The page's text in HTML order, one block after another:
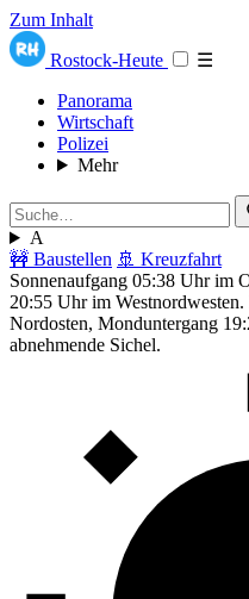
Zum Inhalt
Rostock-Heute
☰
Panorama
Wirtschaft
Polizei
Mehr
A
🚧 Baustellen 🚢 Kreuzfahrt
Sonnenaufgang 05:38 Uhr im
20:55 Uhr im
Nordosten, Monduntergang
abnehmende Sichel.